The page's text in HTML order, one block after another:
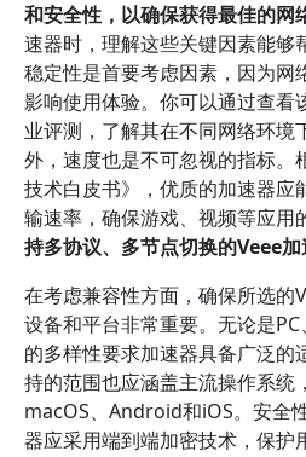
和安全性，以确保获得最佳的网
速器时，理解这些关键因素能够
稳定性是首要考虑因素，因为网
影响使用体验。你可以通过查看
业评测，了解其在不同网络环境
外，速度也是不可忽视的指标。
技术白皮书》，优质的加速器应
输速率，确保游戏、视频等应用
持多协议、多节点切换的Veee加
在考虑兼容性方面，确保所选的
设备和平台非常重要。无论是
的多样性要求加速器具备广泛的
持的范围也应涵盖主流操作系统
macOS、Android和iOS。安全
器应采用端到端加密技术，保护